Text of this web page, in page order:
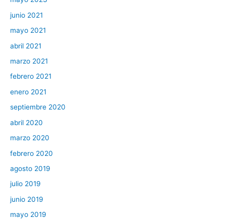
junio 2021
mayo 2021
abril 2021
marzo 2021
febrero 2021
enero 2021
septiembre 2020
abril 2020
marzo 2020
febrero 2020
agosto 2019
julio 2019
junio 2019
mayo 2019